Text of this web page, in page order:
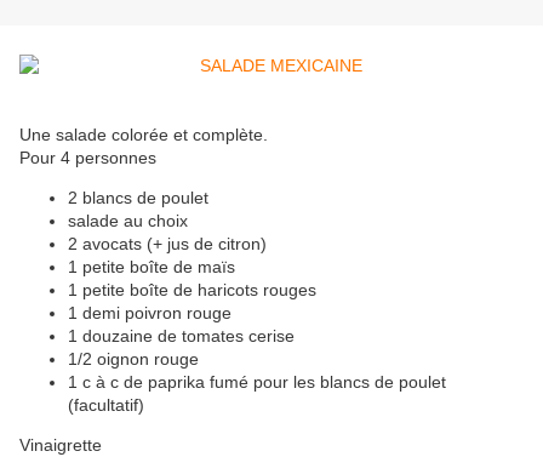
Une salade colorée et complète.
Pour 4 personnes
2 blancs de poulet
salade au choix
2 avocats (+ jus de citron)
1 petite boîte de maïs
1 petite boîte de haricots rouges
1 demi poivron rouge
1 douzaine de tomates cerise
1/2 oignon rouge
1 c à c de paprika fumé pour les blancs de poulet
(facultatif)
Vinaigrette